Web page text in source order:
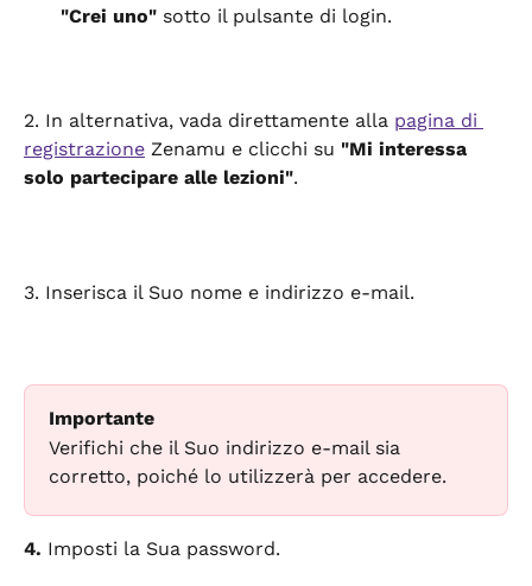
"Crei uno" sotto il pulsante di login.
2. In alternativa, vada direttamente alla pagina di
registrazione Zenamu e clicchi su "Mi interessa
solo partecipare alle lezioni".
3. Inserisca il Suo nome e indirizzo e-mail.
Importante
Verifichi che il Suo indirizzo e-mail sia
corretto, poiché lo utilizzerà per accedere.
4. Imposti la Sua password.